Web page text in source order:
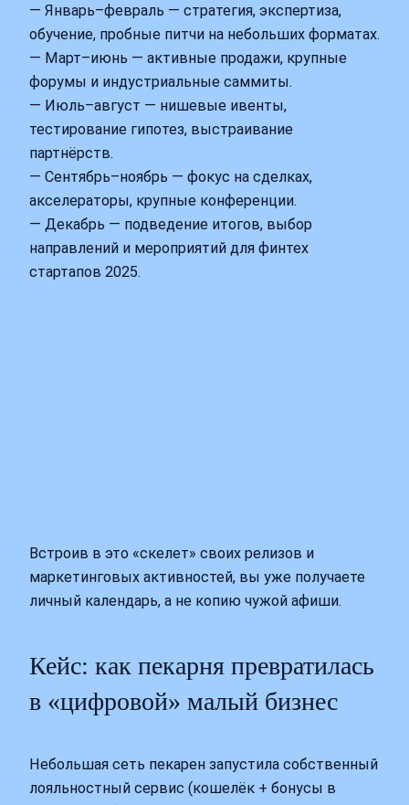
— Январь–февраль — стратегия, экспертиза,
обучение, пробные питчи на небольших форматах.
— Март–июнь — активные продажи, крупные
форумы и индустриальные саммиты.
— Июль–август — нишевые ивенты,
тестирование гипотез, выстраивание
партнёрств.
— Сентябрь–ноябрь — фокус на сделках,
акселераторы, крупные конференции.
— Декабрь — подведение итогов, выбор
направлений и мероприятий для финтех
стартапов 2025.
Встроив в это «скелет» своих релизов и
маркетинговых активностей, вы уже получаете
личный календарь, а не копию чужой афиши.
Кейс: как пекарня превратилась
в «цифровой» малый бизнес
Небольшая сеть пекарен запустила собственный
лояльностный сервис (кошелёк + бонусы в